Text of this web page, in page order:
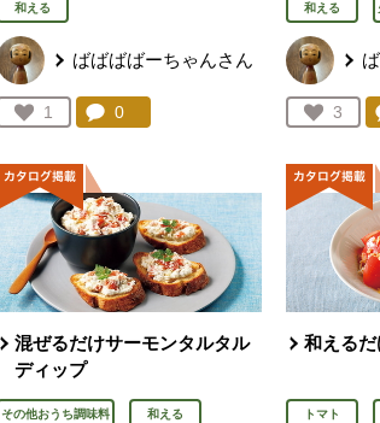
和える
ばばばばーちゃんさん
お気に入り登録：
1
人が登録
コメント：
0
和える
お気
3
人が
混ぜるだけサーモンタルタル
ディップ
その他おうち調味料 和える
和えるだ
トマト